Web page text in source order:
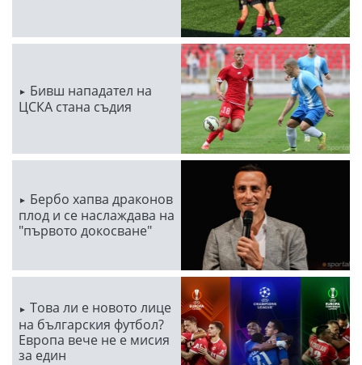
Бивш нападател на
ЦСКА стана съдия
Бербо хапва драконов
плод и се наслаждава на
"първото докосване"
Това ли е новото лице
на българския футбол?
Европа вече не е мисия
за един